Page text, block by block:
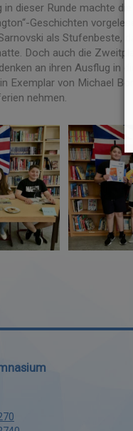
dieser Runde machte
Geschichten
als Stufenbeste,
Doch auch die
an ihren Ausflug in
Exemplar von Michael
nehmen.